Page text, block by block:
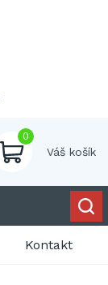
0
Váš košík
Kontakt